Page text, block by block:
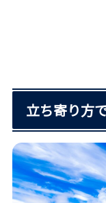
立ち寄り方